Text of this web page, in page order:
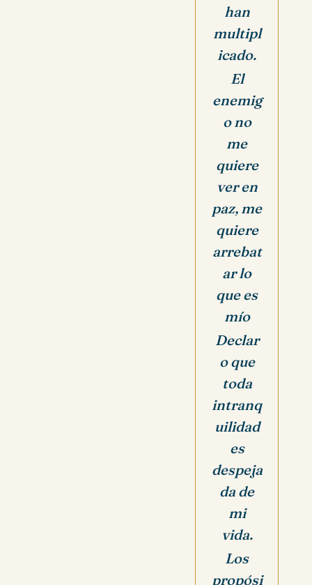
han
multipl
icado.
El
enemig
o no
me
quiere
ver en
paz, me
quiere
arrebat
ar lo
que es
mío
Declar
o que
toda
intranq
uilidad
es
despeja
da de
mi
vida.
Los
propósi